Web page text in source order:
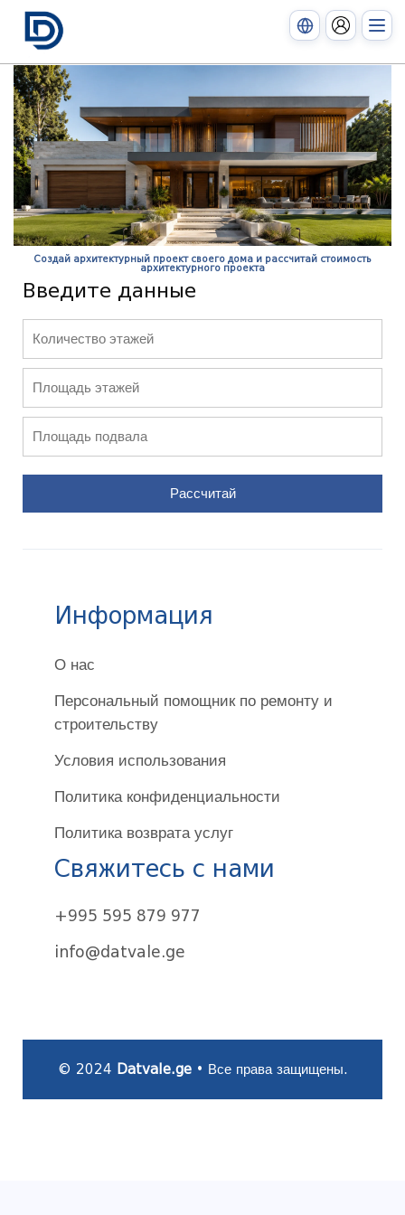
Создай архитектурный проект своего дома и рассчитай стоимость
архитектурного проекта
Введите данные
Рассчитай
Информация
О нас
Персональный помощник по ремонту и
строительству
Условия использования
Политика конфиденциальности
Политика возврата услуг
Свяжитесь с нами
+995 595 879 977
info@datvale.ge
© 2024 Datvale.ge• Все права защищены.